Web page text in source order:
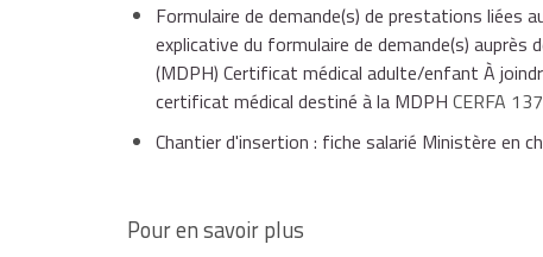
Formulaire de demande(s) de prestations liées
explicative du formulaire de demande(s) auprès
(MDPH) Certificat médical adulte/enfant À
certificat médical destiné à la MDPH CERFA
Chantier d'insertion : fiche salarié Ministère en
Pour en savoir plus